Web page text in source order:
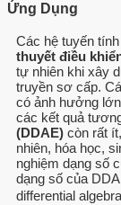
Ứng Dụng
Các hệ tuyến
thuyết điều
tự nhiên khi xây
truyền sơ cấp.
có ảnh hưởng
các kết quả
(DDAE) còn rất
nhiên, hóa học,
nghiệm dạng số
dạng số của
differential